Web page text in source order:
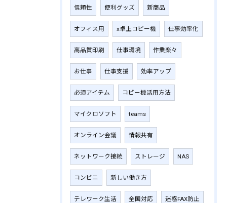
信頼性 便利グッズ 新商品
オフィス用 x卓上コピー機 仕事効率化
高品質印刷 仕事環境 作業楽々
お仕事 仕事支援 効率アップ
必須アイテム コピー機活用方法
マイクロソフト teams
オンライン会議 情報共有
ネットワーク接続 ストレージ NAS
コンビニ 新しい働き方
テレワーク生活 全国対応 迷惑FAX防止